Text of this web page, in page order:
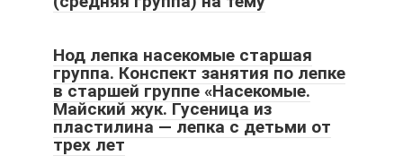
Нод лепка насекомые старшая
группа. Конспект занятия по лепке
в старшей группе «Насекомые.
Майский жук. Гусеница из
пластилина — лепка с детьми от
трех лет